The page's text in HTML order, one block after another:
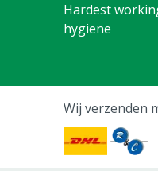
Hardest
hygiene
Wij verzenden